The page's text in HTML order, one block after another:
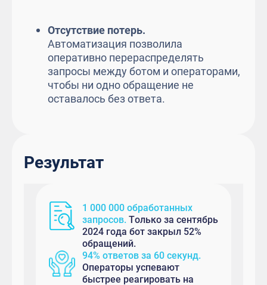
Отсутствие потерь.
Автоматизация позволила
оперативно перераспределять
запросы между ботом и операторами,
чтобы ни одно обращение не
оставалось без ответа.
Результат
1 000 000 обработанных
запросов.Только за сентябрь
2024 года бот закрыл 52%
обращений.
94% ответов за 60 секунд.
Операторы успевают
быстрее реагировать на